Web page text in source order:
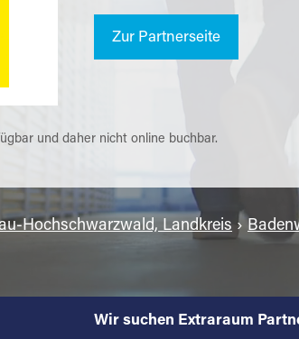
Zur Partnerseite
und daher nicht online buchbar.
Hochschwarzwald, Landkreis ›
Wir suchen Extraraum